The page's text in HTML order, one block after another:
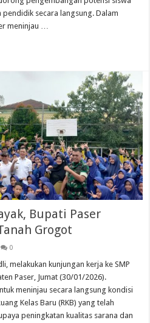
secara langsung. Dalam
meninjau …
Bupati Paser
Grogot
0
melakukan kunjungan kerja ke SMP
Paser, Jumat (30/01/2026).
meninjau secara langsung kondisi
Kelas Baru (RKB) yang telah
peningkatan kualitas sarana dan